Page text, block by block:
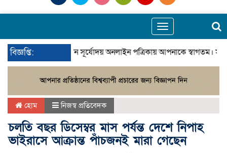
Toggle
navigation
বিজ্ঞপ্তি: স্বাধীন সূর্যোদয় অনলাইন পত্রিকায় আপনাকে স্বাগতম।
হোম নিজস্ব প্রতিবেদক
চলতি বছর ডিসেম্বর মাস পর্যন্ত দেশে নিপাহ
ভাইরাসে আক্রান্ত পাঁচজনই মারা গেছেন